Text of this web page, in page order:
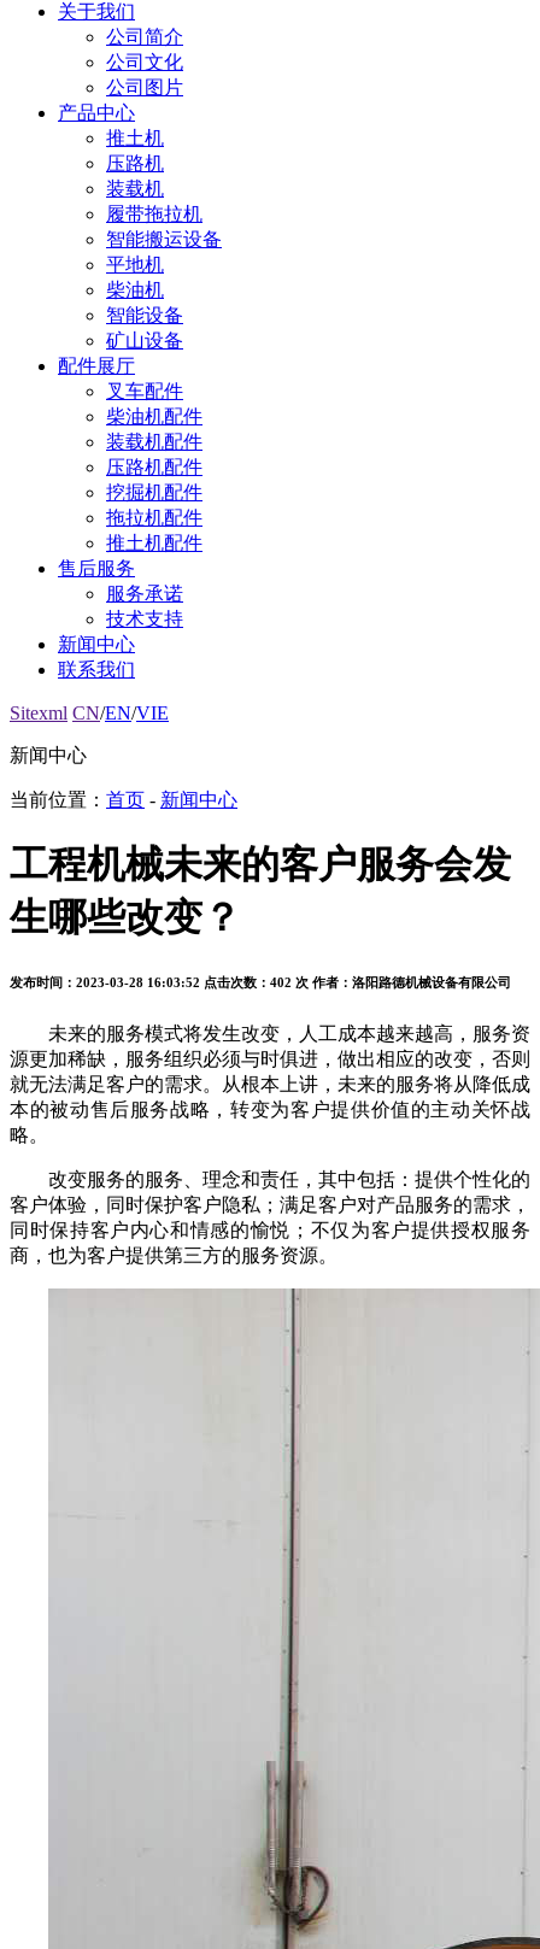
关于我们
公司简介
公司文化
公司图片
产品中心
推土机
压路机
装载机
履带拖拉机
智能搬运设备
平地机
柴油机
智能设备
矿山设备
配件展厅
叉车配件
柴油机配件
装载机配件
压路机配件
挖掘机配件
拖拉机配件
推土机配件
售后服务
服务承诺
技术支持
新闻中心
联系我们
Sitexml CN/EN/VIE
新闻中心
当前位置： 首页 - 新闻中心
工程机械未来的客户服务会发
生哪些改变？
发布时间：2023-03-28 16:03:52 点击次数：402 次 作者：洛阳路德机械设备有限公司
未来的服务模式将发生改变，人工成本越来越高，服务资
源更加稀缺，服务组织必须与时俱进，做出相应的改变，否则
就无法满足客户的需求。从根本上讲，未来的服务将从降低成
本的被动售后服务战略，转变为客户提供价值的主动关怀战
略。
改变服务的服务、理念和责任，其中包括：提供个性化的
客户体验，同时保护客户隐私；满足客户对产品服务的需求，
同时保持客户内心和情感的愉悦；不仅为客户提供授权服务
商，也为客户提供第三方的服务资源。